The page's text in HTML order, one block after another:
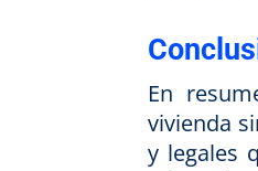
En
vivienda
y legales